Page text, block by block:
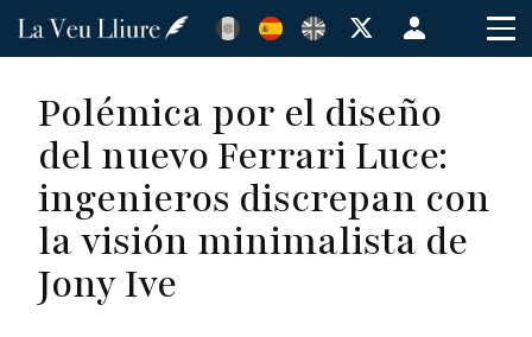
Pasar
principal
Menú
de
cuenta
de
usuario
Polémica por el diseño
del nuevo Ferrari Luce:
ingenieros discrepan con
la visión minimalista de
Jony Ive